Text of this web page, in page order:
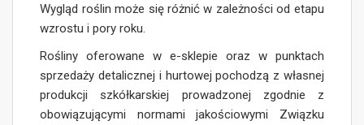
Wygląd roślin może się różnić w zależności od etapu
wzrostu i pory roku.
Rośliny oferowane w e-sklepie oraz w punktach
sprzedaży detalicznej i hurtowej pochodzą z własnej
produkcji szkółkarskiej prowadzonej zgodnie z
obowiązującymi normami jakościowymi Związku